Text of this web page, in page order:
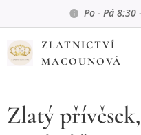
Po - Pá 8:30
ZLATNICTVÍ
MACOUNOVÁ
Zlatý